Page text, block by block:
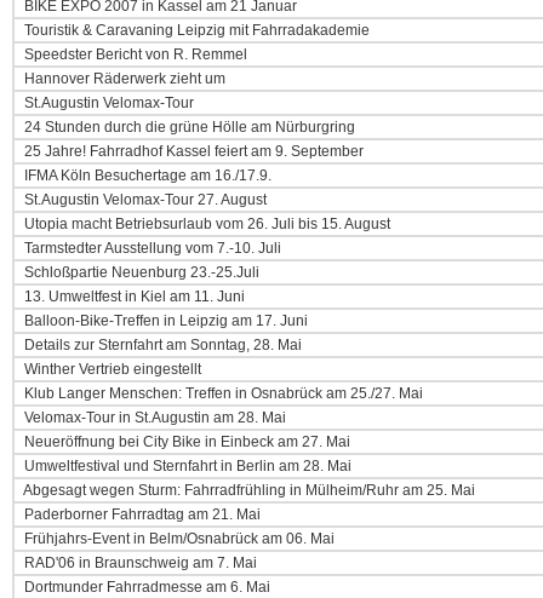
BIKE EXPO 2007 in Kassel am 21 Januar
Touristik & Caravaning Leipzig mit Fahrradakademie
Speedster Bericht von R. Remmel
Hannover Räderwerk zieht um
St.Augustin Velomax-Tour
24 Stunden durch die grüne Hölle am Nürburgring
25 Jahre! Fahrradhof Kassel feiert am 9. September
IFMA Köln Besuchertage am 16./17.9.
St.Augustin Velomax-Tour 27. August
Utopia macht Betriebsurlaub vom 26. Juli bis 15. August
Tarmstedter Ausstellung vom 7.-10. Juli
Schloßpartie Neuenburg 23.-25.Juli
13. Umweltfest in Kiel am 11. Juni
Balloon-Bike-Treffen in Leipzig am 17. Juni
Details zur Sternfahrt am Sonntag, 28. Mai
Winther Vertrieb eingestellt
Klub Langer Menschen: Treffen in Osnabrück am 25./27. Mai
Velomax-Tour in St.Augustin am 28. Mai
Neueröffnung bei City Bike in Einbeck am 27. Mai
Umweltfestival und Sternfahrt in Berlin am 28. Mai
Abgesagt wegen Sturm: Fahrradfrühling in Mülheim/Ruhr am 25. Mai
Paderborner Fahrradtag am 21. Mai
Frühjahrs-Event in Belm/Osnabrück am 06. Mai
RAD'06 in Braunschweig am 7. Mai
Dortmunder Fahrradmesse am 6. Mai